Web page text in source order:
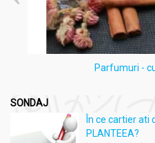
Parfumuri -
SONDAJ
În ce cartier ati
PLANTEEA?